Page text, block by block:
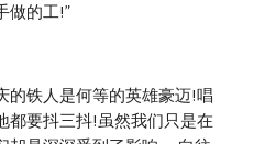
做的工!”
的铁人是何等的英雄豪迈!唱
都要抖三抖!虽然我们只是在